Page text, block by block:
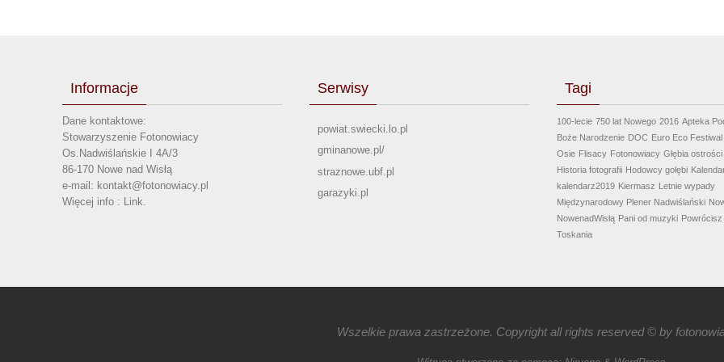
Informacje
Dane kontaktowe:
Stowarzyszenie Fotonowiacy
Os.Nadwiślańskie I 4A/3
86-170 Nowe nad Wisłą
e-mail: kontakt@fotonowiacy.pl
Więcej info : Link
Serwisy
powiat.swiecki.lo.pl
gminanowe.pl/
straznowe.ubf.pl
garazyki.pl
Tagi
100-lecie 750 lat Nowego 2016 Apteka
Boże Narodzenie DOC Euro Eco Festiwal
Osie Flisacy Fotonowiacy Głębia ostrości
Historia fotografii Hodowcy gołębi
kalendarz2019 Kiermasz Letnie wypady
Międzynarodowy Plener Nadwiślański
NowenadWisłą Pani od muzyki Powrócisz
Toskania
Wszelkie prawa zastrzeżone. Copyright all rights reserved © by